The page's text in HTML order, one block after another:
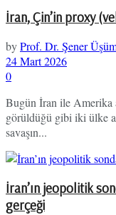
İran, Çin’in proxy
byProf. Dr. Şener
24 Mart 2026
0
Bugün İran ile Amerika
görüldüğü gibi iki ülke
savaşın...
İran’ın jeopolitik
gerçeği